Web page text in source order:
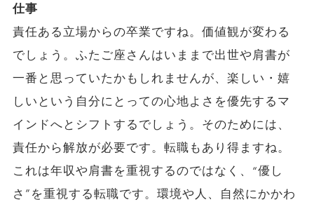
仕事
責任ある立場からの卒業ですね。価値観が変わる
でしょう。ふたご座さんはいままで出世や肩書が
一番と思っていたかもしれませんが、楽しい・嬉
しいという自分にとっての心地よさを優先するマ
インドへとシフトするでしょう。そのためには、
責任から解放が必要です。転職もあり得ますね。
これは年収や肩書を重視するのではなく、“優し
さ”を重視する転職です。環境や人、自然にかかわ